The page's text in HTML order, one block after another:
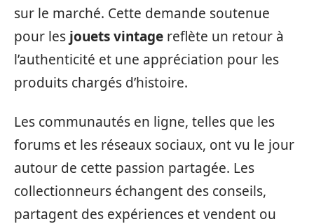
sur le marché. Cette demande soutenue
pour les jouets vintage reflète un retour à
l’authenticité et une appréciation pour les
produits chargés d’histoire.
Les communautés en ligne, telles que les
forums et les réseaux sociaux, ont vu le jour
autour de cette passion partagée. Les
collectionneurs échangent des conseils,
partagent des expériences et vendent ou